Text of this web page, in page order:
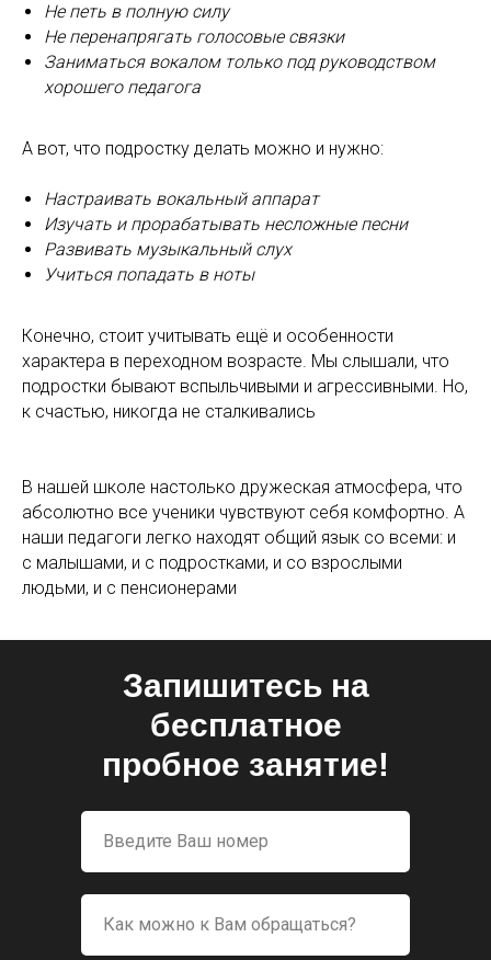
Не петь в полную силу
Не перенапрягать голосовые связки
Заниматься вокалом только под руководством
хорошего педагога
А вот, что подростку делать можно и нужно:
Настраивать вокальный аппарат
Изучать и прорабатывать несложные песни
Развивать музыкальный слух
Учиться попадать в ноты
Конечно, стоит учитывать ещё и особенности
характера в переходном возрасте. Мы слышали, что
подростки бывают вспыльчивыми и агрессивными. Но,
к счастью, никогда не сталкивались
В нашей школе настолько дружеская атмосфера, что
абсолютно все ученики чувствуют себя комфортно. А
наши педагоги легко находят общий язык со всеми: и
с малышами, и с подростками, и со взрослыми
людьми, и с пенсионерами
Запишитесь на
бесплатное
пробное занятие!